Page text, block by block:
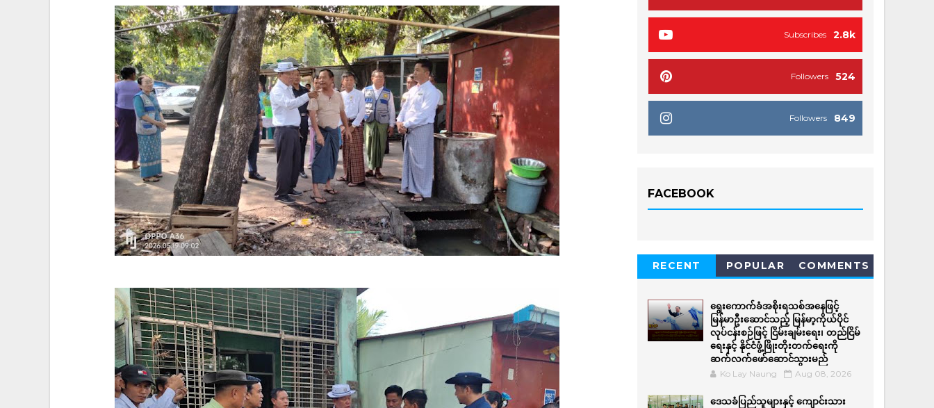
2.8k
Subscribes
524
Followers
849
Followers
FACEBOOK
RECENT POPULAR COMMENTS
ရွေးကောက်ခံအစိုးရသစ်အနေဖြင့်
မြန်မာဦးဆောင်သည့် မြန်မာ့ကိုယ်ပိုင်
လုပ်ငန်းစဉ်ဖြင့် ငြိမ်းချမ်းရေး၊ တည်ငြိမ်
ရေးနှင့် နိုင်ငံဖွံ့ဖြိုးတိုးတက်ရေးကို
ဆက်လက်ဖော်ဆောင်သွားမည်
Ko Lay Naung Aug 08, 2026
ဒေသခံပြည်သူများနှင့် ကျောင်းသား